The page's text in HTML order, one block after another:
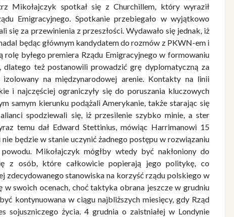
Mikołajczyk spotkał się z Churchillem, który wyraził
Emigracyjnego. Spotkanie przebiegało w wyjątkowo
za przewinienia z przeszłości. Wydawało się jednak, iż
będąc głównym kandydatem do rozmów z PKWN-em i
byłego premiera Rządu Emigracyjnego w formowaniu
też postanowili prowadzić grę dyplomatyczną za
na międzynarodowej arenie. Kontakty na linii
i najczęściej ograniczyły się do poruszania kluczowych
samym kierunku podążali Amerykanie, także starając się
spodziewali się, iż przesilenie szybko minie, a ster
temu dał Edward Stettinius, mówiąc Harrimanowi 15
będzie w stanie uczynić żadnego postępu w rozwiązaniu
Mikołajczyk mógłby wtedy być nakłoniony do
z osób, które całkowicie popierają jego politykę, co
zdecydowanego stanowiska na korzyść rządu polskiego w
w swoich ocenach, choć taktyka obrana jeszcze w grudniu
kontynuowana w ciągu najbliższych miesięcy, gdy Rząd
sojuszniczego życia. 4 grudnia o zaistniałej w Londynie